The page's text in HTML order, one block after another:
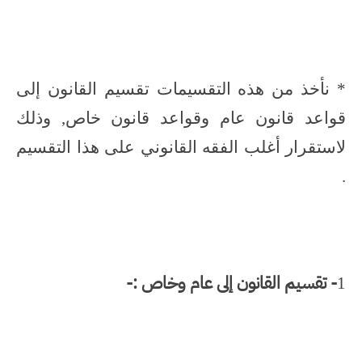
* نأخذ من هذه التقسيمات تقسيم القانون إلى
قواعد قانون عام وقواعد قانون خاص, وذلك
لاستقرار أغلب الفقه القانوني على هذا التقسيم
.
1- تقسيم القانون إلى عام وخاص :-